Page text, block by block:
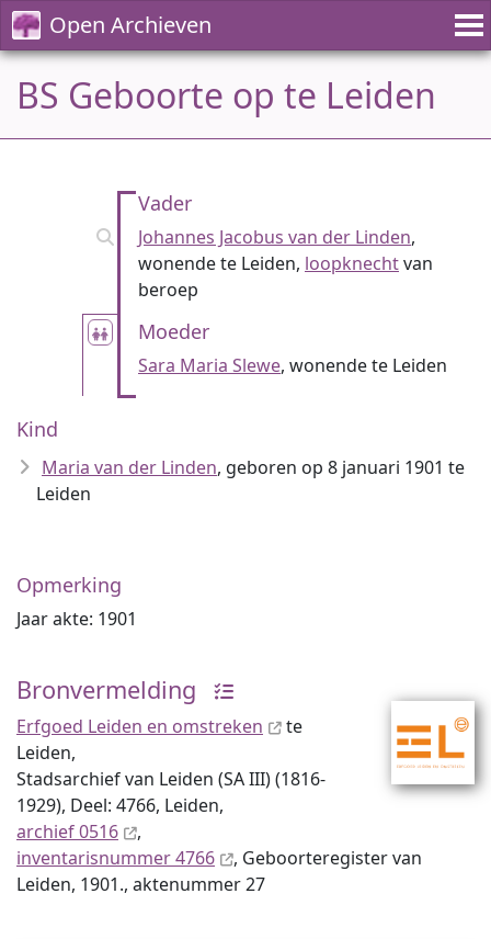
Open Archieven
BS Geboorte op te Leiden
Vader
Johannes Jacobus van der Linden,
wonende te Leiden, loopknechtvan
beroep
Moeder
Sara Maria Slewe, wonende te Leiden
Kind
Maria van der Linden, geboren op 8 januari 1901 te
Leiden
Opmerking
Jaar akte: 1901
Bronvermelding
Erfgoed Leiden en omstreken
te
Leiden,
Stadsarchief van Leiden (SA III) (1816-
1929), Deel: 4766, Leiden,
archief 0516
,
inventaris­num­mer 4766
, Geboorteregister van
Leiden, 1901., aktenummer 27